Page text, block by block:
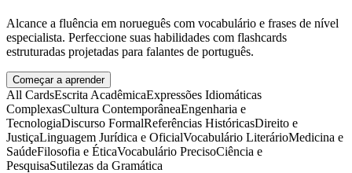
Alcance a fluência em norueguês com vocabulário e frases de nível
especialista. Perfeccione suas habilidades com flashcards
estruturadas projetadas para falantes de português.
Começar a aprender
All CardsEscrita AcadêmicaExpressões Idiomáticas
ComplexasCultura ContemporâneaEngenharia e
TecnologiaDiscurso FormalReferências HistóricasDireito e
JustiçaLinguagem Jurídica e OficialVocabulário LiterárioMedicina e
SaúdeFilosofia e ÉticaVocabulário PrecisoCiência e
PesquisaSutilezas da Gramática